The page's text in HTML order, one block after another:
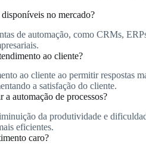
no mercado?
de automação, como CRMs,
ao cliente?
ao cliente ao permitir respostas
a satisfação do cliente.
a automação de processos?
da produtividade e
eficientes.
caro?